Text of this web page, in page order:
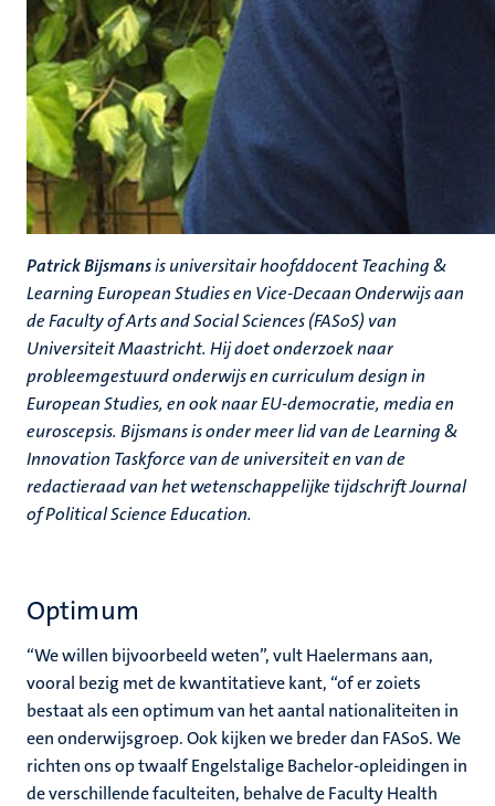
Patrick Bijsmansis universitair hoofddocent Teaching &
Learning European Studies en Vice-Decaan Onderwijs aan
de Faculty of Arts and Social Sciences (FASoS) van
Universiteit Maastricht. Hij doet onderzoek naar
probleemgestuurd onderwijs en curriculum design in
European Studies, en ook naar EU-democratie, media en
euroscepsis. Bijsmans is onder meer lid van de Learning &
Innovation Taskforce van de universiteit en van de
redactieraad van het wetenschappelijke tijdschrift Journal
of Political Science Education.
Optimum
“We willen bijvoorbeeld weten”, vult Haelermans aan,
vooral bezig met de kwantitatieve kant, “of er zoiets
bestaat als een optimum van het aantal nationaliteiten in
een onderwijsgroep. Ook kijken we breder dan FASoS. We
richten ons op twaalf Engelstalige Bachelor-opleidingen in
de verschillende faculteiten, behalve de Faculty Health